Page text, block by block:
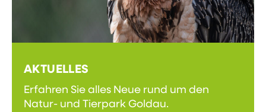
AKTUELLES
Erfahren Sie alles Neue rund um den
Natur- und Tierpark Goldau.